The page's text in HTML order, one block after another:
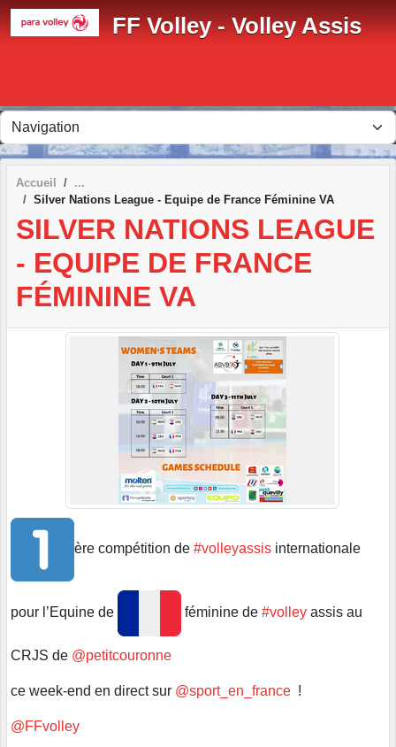
FF Volley - Volley Assis
Accueil
Silver Nations League - Equipe de France Féminine VA
SILVER NATIONS LEAGUE
- EQUIPE DE FRANCE
FÉMININE VA
ère compétition de #volleyassis internationale
pour l’Equine de féminine de #volley assis au
CRJS de @petitcouronne
ce week-end en direct sur @sport_en_france !
@FFvolley
Panneau de gestion des cookies